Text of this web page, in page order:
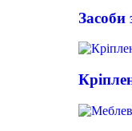
Засоби